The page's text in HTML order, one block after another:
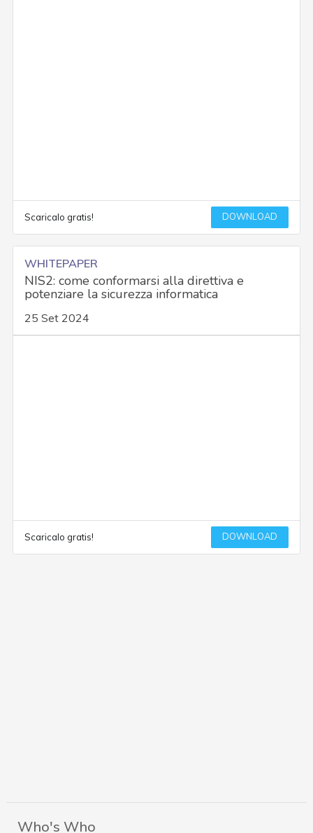
Scaricalo gratis! DOWNLOAD
WHITEPAPER
NIS2: come conformarsi alla direttiva e
potenziare la sicurezza informatica
25 Set 2024
Scaricalo gratis! DOWNLOAD
Who's Who